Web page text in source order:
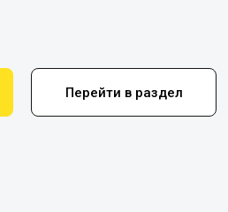
Перейти в раздел